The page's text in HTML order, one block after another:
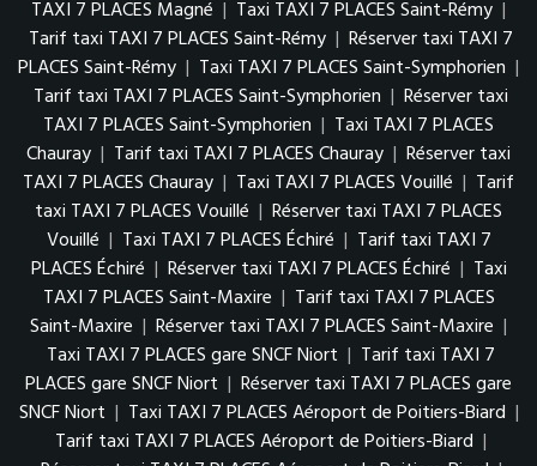
TAXI 7 PLACES Magné | Taxi TAXI 7 PLACES Saint-Rémy |
Tarif taxi TAXI 7 PLACES Saint-Rémy | Réserver taxi TAXI 7
PLACES Saint-Rémy | Taxi TAXI 7 PLACES Saint-Symphorien |
Tarif taxi TAXI 7 PLACES Saint-Symphorien | Réserver taxi
TAXI 7 PLACES Saint-Symphorien | Taxi TAXI 7 PLACES
Chauray | Tarif taxi TAXI 7 PLACES Chauray | Réserver taxi
TAXI 7 PLACES Chauray | Taxi TAXI 7 PLACES Vouillé | Tarif
taxi TAXI 7 PLACES Vouillé | Réserver taxi TAXI 7 PLACES
Vouillé | Taxi TAXI 7 PLACES Échiré | Tarif taxi TAXI 7
PLACES Échiré | Réserver taxi TAXI 7 PLACES Échiré | Taxi
TAXI 7 PLACES Saint-Maxire | Tarif taxi TAXI 7 PLACES
Saint-Maxire | Réserver taxi TAXI 7 PLACES Saint-Maxire |
Taxi TAXI 7 PLACES gare SNCF Niort | Tarif taxi TAXI 7
PLACES gare SNCF Niort | Réserver taxi TAXI 7 PLACES gare
SNCF Niort | Taxi TAXI 7 PLACES Aéroport de Poitiers-Biard |
Tarif taxi TAXI 7 PLACES Aéroport de Poitiers-Biard |